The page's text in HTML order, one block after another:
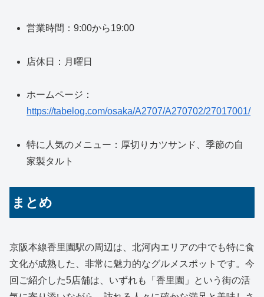
営業時間：9:00から19:00
店休日：月曜日
ホームページ：
https://tabelog.com/osaka/A2707/A270702/27017001/
特に人気のメニュー：厚切りカツサンド、季節の自
家製タルト
まとめ
京阪本線香里園駅の周辺は、北河内エリアの中でも特に食
文化が成熟した、非常に魅力的なグルメスポットです。今
回ご紹介した5店舗は、いずれも「香里園」という街の活